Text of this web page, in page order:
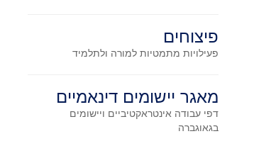
פיצוחים
פעילויות מתמטיות למורה ולתלמיד
מאגר יישומים דינאמיים
דפי עבודה אינטראקטיביים ויישומים
בגאוגברה